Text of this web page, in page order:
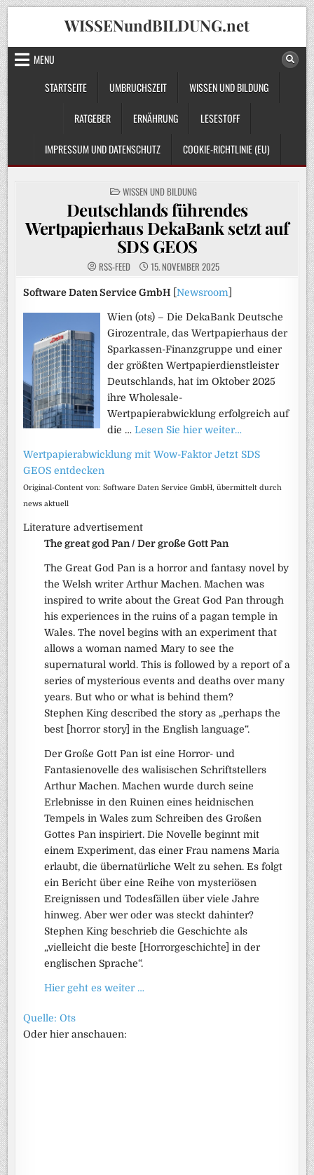
Skip
to
content
WISSENundBILDUNG.net
MENU
STARTSEITE
UMBRUCHSZEIT WISSEN UND BILDUNG
RATGEBER ERNÄHRUNG LESESTOFF
IMPRESSUM UND DATENSCHUTZ COOKIE-RICHTLINIE (EU)
POSTED
IN
WISSEN UND BILDUNG
Deutschlands führendes
Wertpapierhaus DekaBank setzt auf
SDS GEOS
RSS-FEED 15. NOVEMBER 2025
Software Daten Service GmbH [Newsroom
Wien (ots) – Die DekaBank Deutsche
Girozentrale, das Wertpapierhaus der
Sparkassen-Finanzgruppe und einer
der größten Wertpapierdienstleister
Deutschlands, hat im Oktober 2025
ihre Wholesale-
Wertpapierabwicklung erfolgreich auf
die …Lesen Sie hier weiter…
Wertpapier­abwicklung mit Wow-Faktor Jetzt SDS
GEOS entdecken
Original-Content von: Software Daten Service GmbH, übermittelt durch
news aktuell
Literature advertisement
The great god Pan / Der große Gott Pan
The Great God Pan is a horror and fantasy novel by
the Welsh writer Arthur Machen. Machen was
inspired to write about the Great God Pan through
his experiences in the ruins of a pagan temple in
Wales. The novel begins with an experiment that
allows a woman named Mary to see the
supernatural world. This is followed by a report of a
series of mysterious events and deaths over many
years. But who or what is behind them?
Stephen King described the story as „perhaps the
best [horror story] in the English language“.
Der Große Gott Pan ist eine Horror- und
Fantasienovelle des walisischen Schriftstellers
Arthur Machen. Machen wurde durch seine
Erlebnisse in den Ruinen eines heidnischen
Tempels in Wales zum Schreiben des Großen
Gottes Pan inspiriert. Die Novelle beginnt mit
einem Experiment, das einer Frau namens Maria
erlaubt, die übernatürliche Welt zu sehen. Es folgt
ein Bericht über eine Reihe von mysteriösen
Ereignissen und Todesfällen über viele Jahre
hinweg. Aber wer oder was steckt dahinter?
Stephen King beschrieb die Geschichte als
„vielleicht die beste [Horrorgeschichte] in der
englischen Sprache“.
Hier geht es weiter …
Quelle: Ots
Oder hier anschauen: